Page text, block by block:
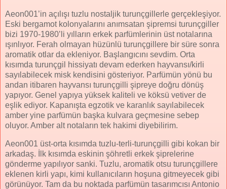
Aeon001’in açılışı tuzlu nostaljik turunçgillerle gerçekleşiyor.
Eski bergamot kolonyalarını anımsatan şipremsi turunçgiller
bizi 1970-1980’li yılların erkek parfümlerinin üst notalarına
ışınlıyor. Ferah olmayan hüzünlü turunçgillere bir süre sonra
aromatik otlar da ekleniyor. Başlangıcını sevdim. Orta
kısımda turunçgil hissiyatı devam ederken hayvansı/kirli
sayılabilecek misk kendisini gösteriyor. Parfümün yönü bu
andan itibaren hayvansı turunçgilli şipreye doğru dönüş
yapıyor. Genel yapıya yüksek kaliteli ve köksü vetiver de
eşlik ediyor. Kapanışta egzotik ve karanlık sayılabilecek
amber yine parfümün başka kulvara geçmesine sebep
oluyor. Amber alt notaların tek hakimi diyebilirim.
Aeon001 üst-orta kısımda tuzlu-terli-turunçgilli gibi kokan bir
arkadaş. İlk kısımda eskinin şöhretli erkek şiprelerine
gönderme yapılıyor sanki. Tuzlu, aromatik otsu turunçgillere
eklenen kirli yapı, kimi kullanıcıların hoşuna gitmeyecek gibi
görünüyor. Tam da bu noktada parfümün tasarımcısı Antonio